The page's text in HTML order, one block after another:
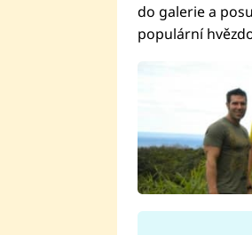
do galerie a
populární